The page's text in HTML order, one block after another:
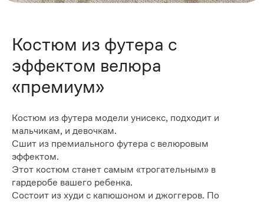
Костюм из футера с
эффектом велюра
«премиум»
Костюм из футера модели унисекс, подходит и
мальчикам, и девочкам.
Сшит из премиального футера с велюровым
эффектом.
Этот костюм станет самым «трогательным» в
гардеробе вашего ребенка.
Состоит из худи с капюшоном и джоггеров. По